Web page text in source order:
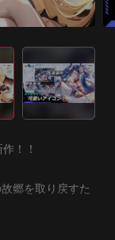
！！
郷を取り戻すた
た地に足を踏み